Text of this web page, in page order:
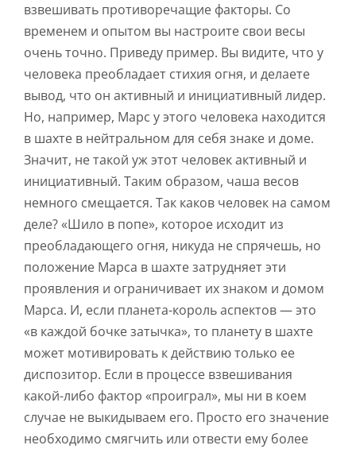
взвешивать противоречащие факторы. Со
временем и опытом вы настроите свои весы
очень точно. Приведу пример. Вы видите, что у
человека преобладает стихия огня, и делаете
вывод, что он активный и инициативный лидер.
Но, например, Марс у этого человека находится
в шахте в нейтральном для себя знаке и доме.
Значит, не такой уж этот человек активный и
инициативный. Таким образом, чаша весов
немного смещается. Так каков человек на самом
деле? «Шило в попе», которое исходит из
преобладающего огня, никуда не спрячешь, но
положение Марса в шахте затрудняет эти
проявления и ограничивает их знаком и домом
Марса. И, если планета-король аспектов — это
«в каждой бочке затычка», то планету в шахте
может мотивировать к действию только ее
диспозитор. Если в процессе взвешивания
какой-либо фактор «проиграл», мы ни в коем
случае не выкидываем его. Просто его значение
необходимо смягчить или отвести ему более